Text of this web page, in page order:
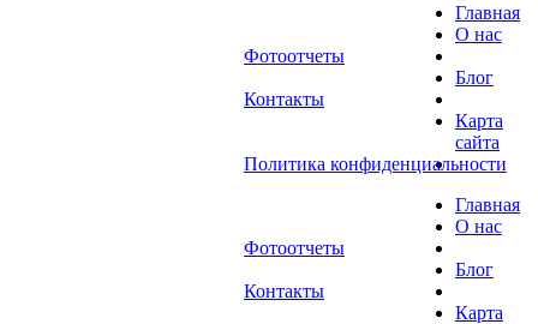
Главная
О нас
Фотоотчеты
Блог
Контакты
Карта
сайта
Политика конфиденциальности
Главная
О нас
Фотоотчеты
Блог
Контакты
Карта